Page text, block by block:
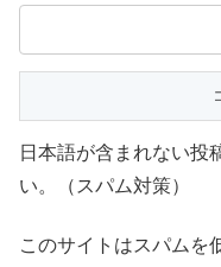
日本語が含まれない投
い。（スパム対策）
このサイトはスパムを